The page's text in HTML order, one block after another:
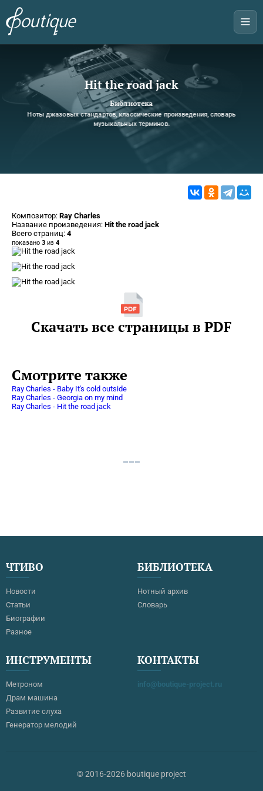
Hit the road jack
Библиотека
Ноты джазовых стандартов, классические произведения, словарь
музыкальных терминов.
Композитор: Ray Charles
Название произведения: Hit the road jack
Всего страниц: 4
показано 3 из 4
Скачать все страницы в PDF
Смотрите также
Ray Charles - Baby It's cold outside
Ray Charles - Georgia on my mind
Ray Charles - Hit the road jack
ЧТИВО
Новости
Статьи
Биографии
Разное
БИБЛИОТЕКА
Нотный архив
Словарь
ИНСТРУМЕНТЫ
Метроном
Драм машина
Развитие слуха
Генератор мелодий
КОНТАКТЫ
info@boutique-project.ru
© 2016-2026 boutique project